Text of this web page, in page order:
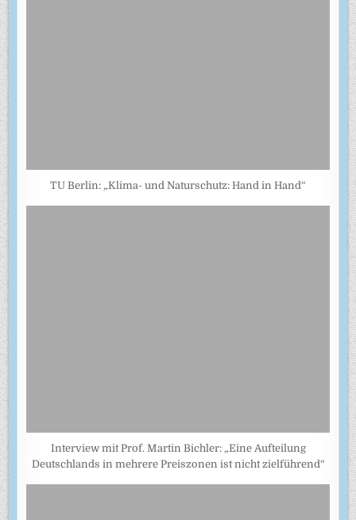
TU Berlin: „Klima- und Naturschutz: Hand in Hand“
Interview mit Prof. Martin Bichler: „Eine Aufteilung
Deutschlands in mehrere Preiszonen ist nicht zielführend“